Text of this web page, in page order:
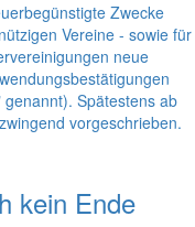
Zwecke
Vereine - sowie für
neue
Spätestens ab
vorgeschrieben.
kein Ende